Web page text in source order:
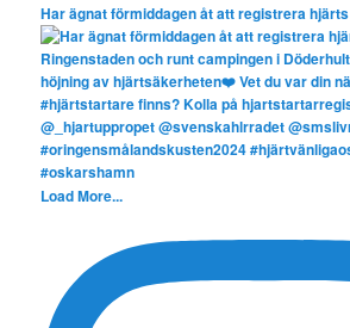
Har ägnat förmiddagen åt att registrera hjärts
Load More...